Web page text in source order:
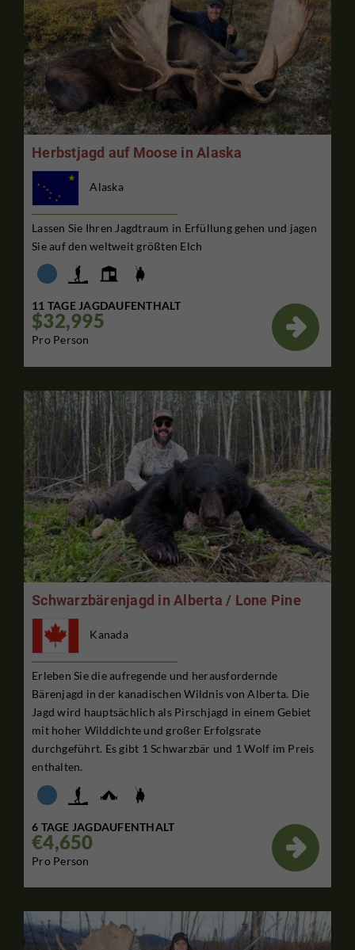
Herbstjagd auf Moose in Alaska
Alaska
Lassen Sie Ihren Jagdtraum in Erfüllung gehen und jagen
Sie auf den weltweit größten Elch
11 TAGE JAGDAUFENTHALT
$32,995
Pro Person

Schwarzbärenjagd in Alberta / Lone Pine
Kanada
Erleben Sie die aufregende und herausfordernde
Bärenjagd in der kanadischen Wildnis von Alberta. Die
Jagd wird hauptsächlich als Pirschjagd in einem Gebiet
mit hoher Wilddichte und großer Erfolgsrate
durchgeführt. Es gibt 1 Schwarzbär und 1 Wolf im Preis
enthalten.
6 TAGE JAGDAUFENTHALT
€4,650
Pro Person
